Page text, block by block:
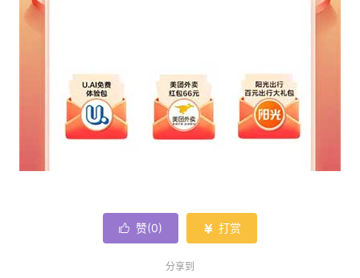
 赞(0)  打赏
分享到